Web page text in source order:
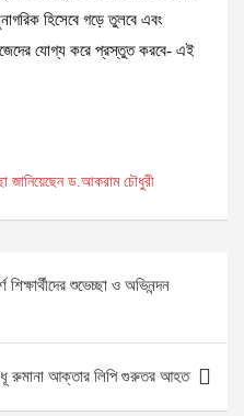
হিসেবে গড়ে তুলবে এবং
যোগ্য করে প্রস্তুত করবে- এই
জানিয়েছেন ড.আকরাম চৌধুরী
শুভেচ্ছা ও অভিনন্দন
রুমানা আক্তার লিপি গুরুতর আহত